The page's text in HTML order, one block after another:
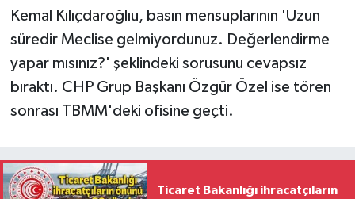
Kemal Kılıçdaroğlıu, basın mensuplarının 'Uzun
süredir Meclise gelmiyordunuz. Değerlendirme
yapar mısınız?' şeklindeki sorusunu cevapsız
bıraktı. CHP Grup Başkanı Özgür Özel ise tören
sonrası TBMM'deki ofisine geçti.
Ticaret Bakanlığı ihracatçıların